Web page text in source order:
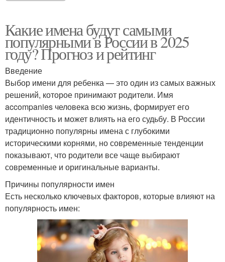
Какие имена будут самыми
популярными в России в 2025
году? Прогноз и рейтинг
Введение
Выбор имени для ребенка — это один из самых важных
решений, которое принимают родители. Имя
accompanies человека всю жизнь, формирует его
идентичность и может влиять на его судьбу. В России
традиционно популярны имена с глубокими
историческими корнями, но современные тенденции
показывают, что родители все чаще выбирают
современные и оригинальные варианты.
Причины популярности имен
Есть несколько ключевых факторов, которые влияют на
популярность имен: